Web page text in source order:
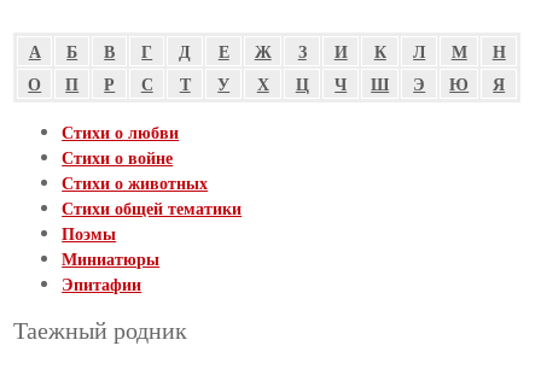
А Б В Г Д Е Ж З И К Л М
Н
О
П Р С Т У Х Ц Ч Ш Э Ю
Я
Стихи о любви
Стихи о войне
Стихи о животных
Стихи общей тематики
Поэмы
Миниатюры
Эпитафии
Таежный родник